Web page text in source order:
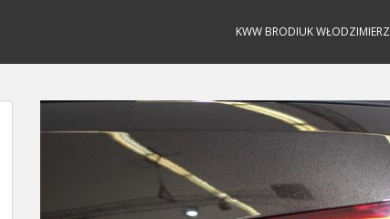
KWW BRODIUK WŁODZIMIERZ